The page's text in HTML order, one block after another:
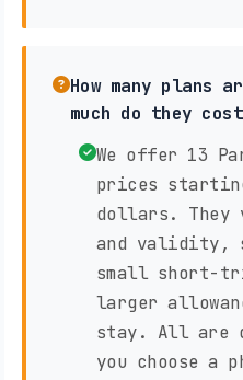
How many plans
much do they
We offer 13
prices
dollars. They
and validity,
small short-
larger
stay. All are
you choose a